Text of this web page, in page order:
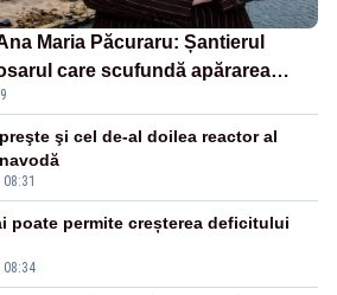
Maria Păcuraru: Șantierul
care scufundă apărarea
şi cel de-al doilea reactor al
08:34
poate permite creșterea deficitului